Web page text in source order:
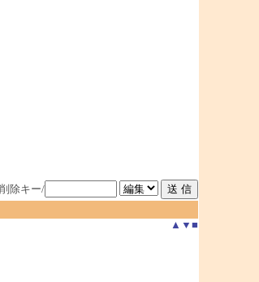
削除キー/
▲ ▼ ■